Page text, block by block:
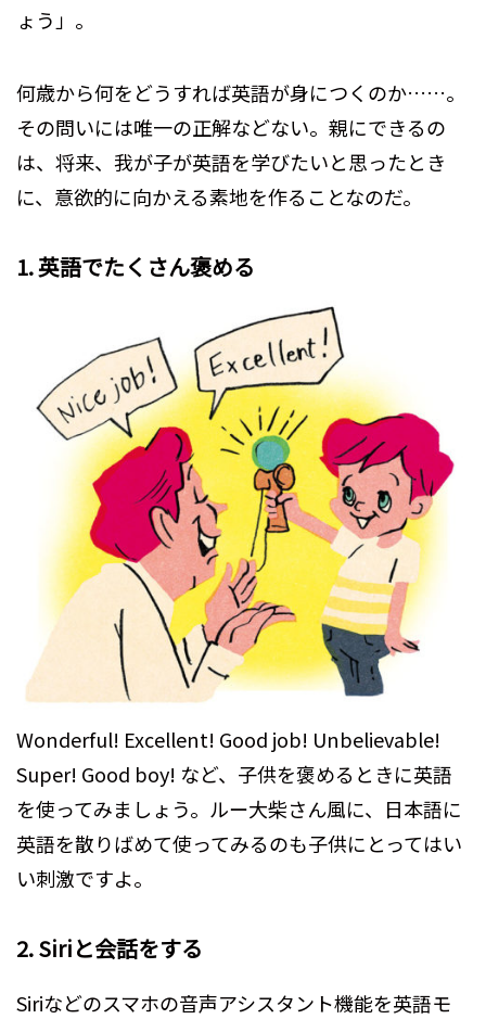
ょう」。
何歳から何をどうすれば英語が身につくのか……。
その問いには唯一の正解などない。親にできるの
は、将来、我が子が英語を学びたいと思ったとき
に、意欲的に向かえる素地を作ることなのだ。
1. 英語でたくさん褒める
Wonderful! Excellent! Good job! Unbelievable!
Super! Good boy! など、子供を褒めるときに英語
を使ってみましょう。ルー大柴さん風に、日本語に
英語を散りばめて使ってみるのも子供にとってはい
い刺激ですよ。
2. Siriと会話をする
Siriなどのスマホの音声アシスタント機能を英語モ